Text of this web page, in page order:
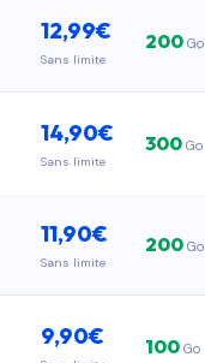
12,99€
Sans limite
200Go
14,90€
Sans limite
300Go
11,90€
Sans limite
200Go
9,90€ 100Go